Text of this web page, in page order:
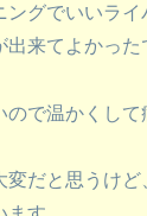
ングでいいライ
出来てよかった
ので温かくし
変だと思うけ